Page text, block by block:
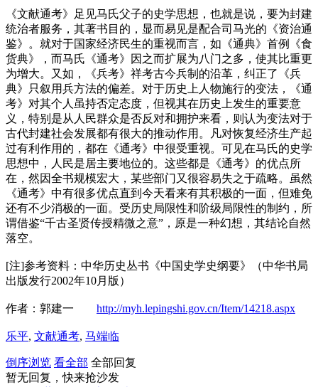
《文献通考》足见马氏父子的史学思想，也就是说，要为封建
统治者服务，其著书目的，显而易见是配合司马光的《资治通
鉴》。就对于国家经济民生的重视而言，如《通典》首例《食
货典》，而马氏《通考》因之而扩展为八门之多，使其比重更
为增大。又如，《兵考》祥考古今兵制的沿革，纠正了《兵
典》只叙用兵方法的偏差。对于历史上人物施行的变法，《通
考》对其个人虽持否定态度，但视其在历史上发生的重要意
义，特别是从人民群众是否反对和拥护来看，则认为变法对于
古代封建社会发展都有很大的推动作用。凡对恢复经济生产起
过有利作用的，都在《通考》中很受重视。可见在马氏的史学
思想中，人民是居主要地位的。这些都是《通考》的优点所
在，然因全书规模宏大，某些部门又很容易失之于疏略。虽然
《通考》中有很多优点直到今天看来有其积极的一面，但难免
还有不少消极的一面。受历史局限性和阶级局限性的制约，所
谓借鉴“千古圣贤传授精微之意”，原是一种幻想，其结论自然
落空。
[注]参考资料：中华历史丛书《中国史学史纲要》（中华书局
出版发行2002年10月版）
作者：郭建一 http://myh.lepingshi.gov.cn/Item/14218.aspx
乐平, 文献通考, 马端临
倒序浏览 看全部 全部回复
暂无回复，快来抢沙发